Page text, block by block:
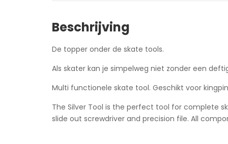
Beschrijving
De topper onder de skate tools.
Als skater kan je simpelweg niet zonder een
Multi functionele skate tool. Geschikt voor
The Silver Tool is the perfect tool for complete
slide out screwdriver and precision file. All